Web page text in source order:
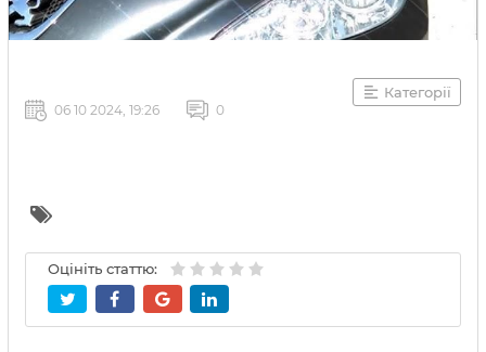
Категорії
06 10 2024, 19:26 0
Оцініть статтю: